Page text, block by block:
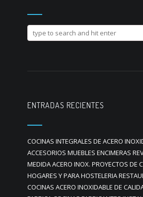
ENTRADAS RECIENTES
COCINAS INTEGRALES DE ACERO
ACCESORIOS MUEBLES ENCIMERAS
MEDIDA ACERO INOX. PROYECTOS DE
HOGARES Y PARA HOSTELERIA
COCINAS ACERO INOXIDABLE DE